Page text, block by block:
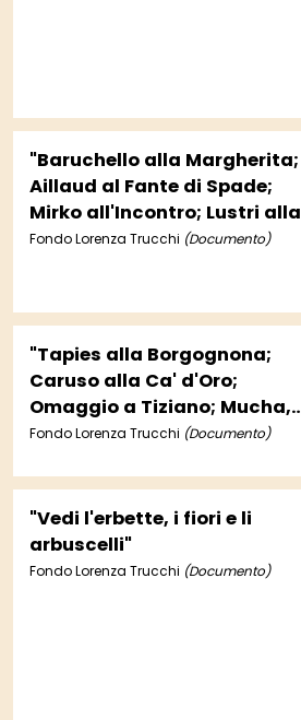
"Baruchello alla Margherita;
Aillaud al Fante di Spade;
Mirko all'Incontro; Lustri alla
Trifalco; 'Tra arte e
Fondo Lorenza Trucchi (Documento)
"Tapies alla Borgognona;
Caruso alla Ca' d'Oro;
Omaggio a Tiziano; Mucha,
Klasson; Notiziario"
Fondo Lorenza Trucchi (Documento)
"Vedi l'erbette, i fiori e li
arbuscelli"
Fondo Lorenza Trucchi (Documento)